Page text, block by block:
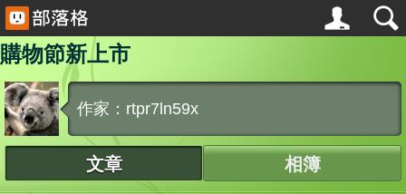
購物節新上市
作家：rtpr7ln59x
文章 相簿